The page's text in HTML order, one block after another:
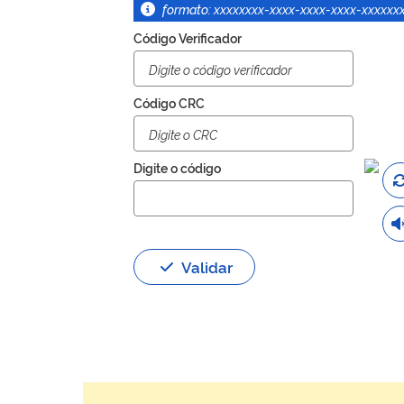
formato: xxxxxxxx-xxxx-xxxx-xxxx-
Código Verificador
Código CRC
Digite o código
Validar